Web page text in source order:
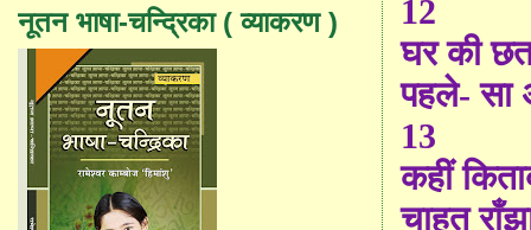
12
घर की
पहले- सा
13
कहीं
चाहत
नूतन भाषा-चन्द्रिका ( व्याकरण )